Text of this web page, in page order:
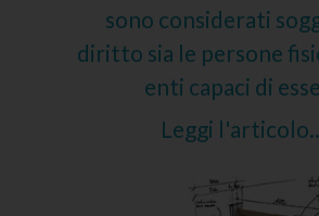
sono considerati
diritto sia le persone
enti capaci di
Leggi